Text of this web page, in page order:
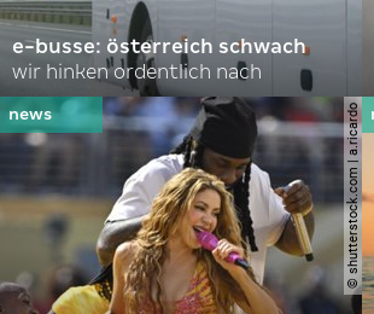
e-busse: österreich schwach
wir hinken ordentlich nach
© shutterstock.com | a.ricardo